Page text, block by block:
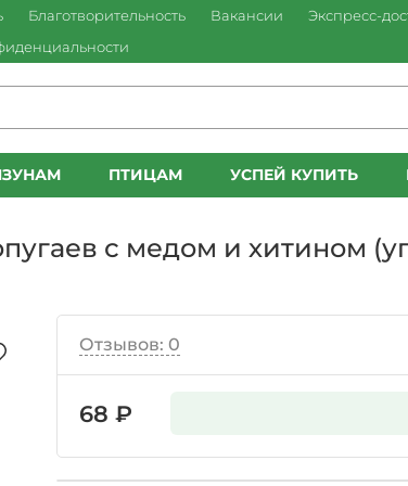
Благотворительность Вакансии
Экспресс-
ПТИЦАМ УСПЕЙ КУПИТЬ
с медом и хитином
Отзывов: 0
68 ₽